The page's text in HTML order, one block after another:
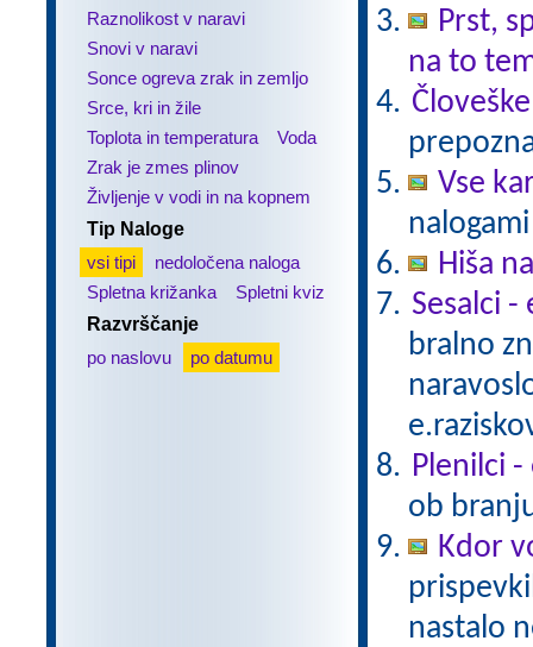
Raznolikost v naravi
Snovi v naravi
Sonce ogreva zrak in zemljo
Srce, kri in žile
Toplota in temperatura
Voda
Zrak je zmes plinov
Življenje v vodi in na kopnem
Tip Naloge
vsi tipi
nedoločena naloga
Spletna križanka
Spletni kviz
Razvrščanje
po naslovu
po datumu
Prst,
na to
Vse
Hiša
Sesalci -
bralno
Plenilci -
ob
Kdor
nastalo